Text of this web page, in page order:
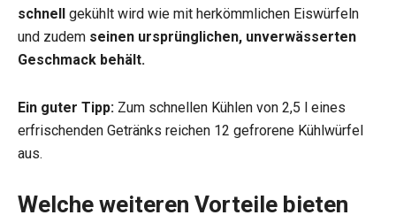
schnell gekühlt wird wie mit herkömmlichen Eiswürfeln
und zudem seinen ursprünglichen, unverwässerten
Geschmack behält.
Ein guter Tipp: Zum schnellen Kühlen von 2,5 l eines
erfrischenden Getränks reichen 12 gefrorene Kühlwürfel
aus.
Welche weiteren Vorteile bieten